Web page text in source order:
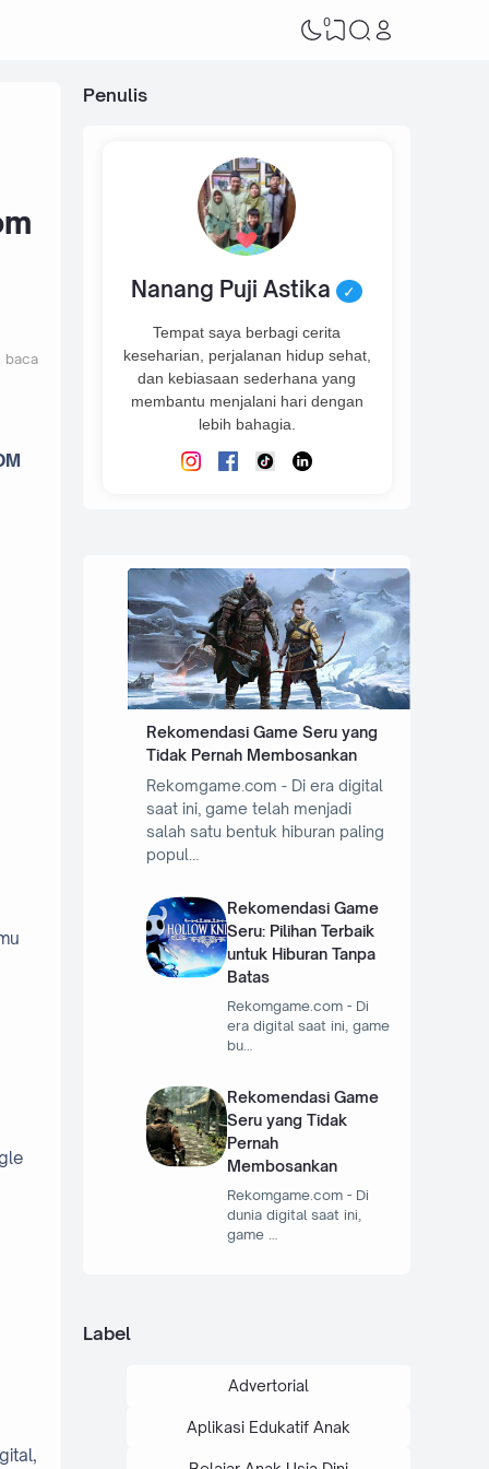
0
baca
Penulis
Nanang Puji Astika ✓
Tempat saya berbagi cerita
keseharian, perjalanan hidup sehat,
dan kebiasaan sederhana yang
membantu menjalani hari dengan
lebih bahagia.
Rekomendasi Game Seru yang
Tidak Pernah Membosankan
Rekomgame.com - Di era digital
saat ini, game telah menjadi
salah satu bentuk hiburan paling
popul…
Rekomendasi Game
Seru: Pilihan Terbaik
untuk Hiburan Tanpa
Batas
Rekomgame.com - Di
era digital saat ini, game
bu…
Rekomendasi Game
Seru yang Tidak
Pernah
Membosankan
Rekomgame.com - Di
dunia digital saat ini,
game …
Label
Advertorial
Aplikasi Edukatif Anak